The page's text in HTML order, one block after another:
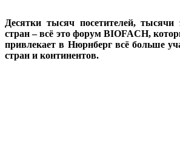
Десятки тысяч посетителей, тысячи
стран – всё это форум BIOFACH,
привлекает в Нюрнберг всё больше
стран и континентов.